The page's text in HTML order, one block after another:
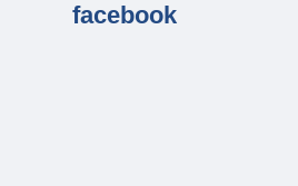
facebook